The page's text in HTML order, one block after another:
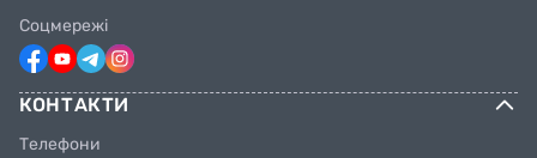
Соцмережі
КОНТАКТИ
Телефони